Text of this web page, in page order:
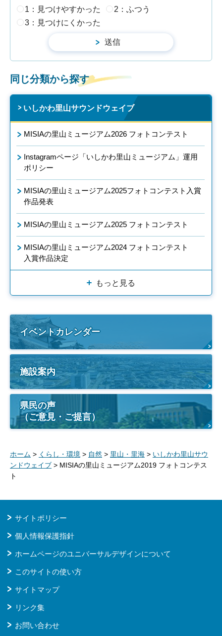
1：見つけやすかった
2：ふつう
3：見つけにくかった
同じ分類から探す
いしかわ里山サウンドウェイブ
MISIAの里山ミュージアム2026 フォトコンテスト
Instagramページ「いしかわ里山ミュージアム」運用
ポリシー
MISIAの里山ミュージアム2025フォトコンテスト入賞
作品発表
MISIAの里山ミュージアム2025 フォトコンテスト
MISIAの里山ミュージアム2024 フォトコンテスト
入賞作品決定
もっと見る
イベントカレンダー
施設案内
県民の声
（ご意見・ご提言）
ホーム > くらし・環境 > 自然 > 里山・里海 > いしかわ里山サウ
ンドウェイブ > MISIAの里山ミュージアム2019 フォトコンテス
ト
サイトポリシー
個人情報保護指針
ホームページのユニバーサルデザインについて
このサイトの使い方
サイトマップ
リンク集
お問い合わせ